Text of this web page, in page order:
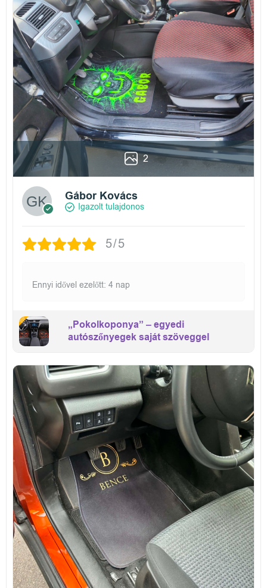
2
Gábor Kovács
Igazolt tulajdonos
5/5
Ennyi idővel ezelőtt: 4 nap
„Pokolkoponya” – egyedi
autószőnyegek saját szöveggel